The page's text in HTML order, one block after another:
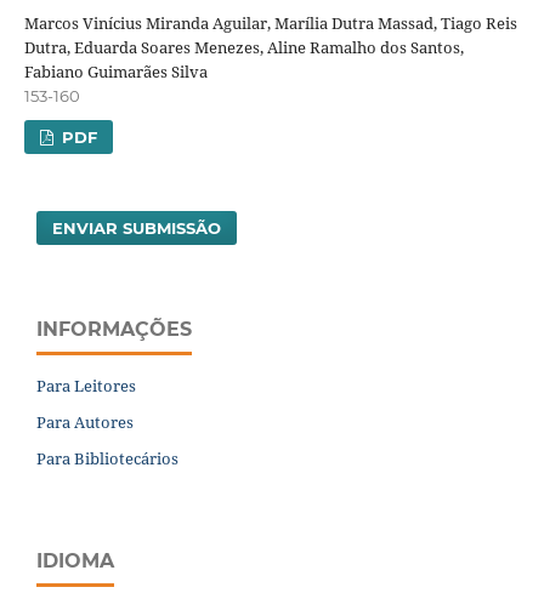
Marcos Vinícius Miranda Aguilar, Marília Dutra Massad, Tiago Reis
Dutra, Eduarda Soares Menezes, Aline Ramalho dos Santos,
Fabiano Guimarães Silva
153-160
PDF
ENVIAR SUBMISSÃO
INFORMAÇÕES
Para Leitores
Para Autores
Para Bibliotecários
IDIOMA